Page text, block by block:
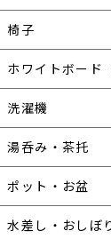
椅子
ホワイトボード
洗濯機
湯呑み・茶托
ポット・お盆
水差し・おしぼ